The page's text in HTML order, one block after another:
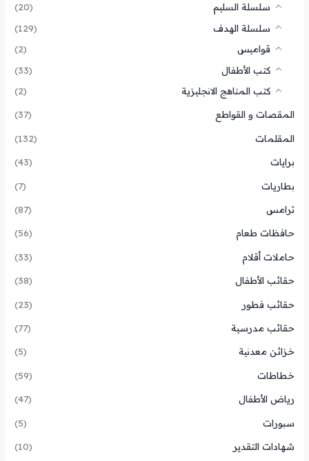
سلسلة السليم
(20)
سلسلة الهدف
(129)
قواميس
(2)
كتب الأطفال
(33)
كتب المناهج الانجليزية
(2)
المقصات و القواطع (37)
المقلمات (132)
برايات (43)
بطاريات (7)
ترامس (87)
حافظات طعام (56)
حاملات أقلام (33)
حقائب الأطفال (38)
حقائب فطور (23)
حقائب مدرسية (77)
خزائن معدنية (5)
خطاطات (59)
رياض الأطفال (47)
سبورات (5)
شهادات التقدير (10)